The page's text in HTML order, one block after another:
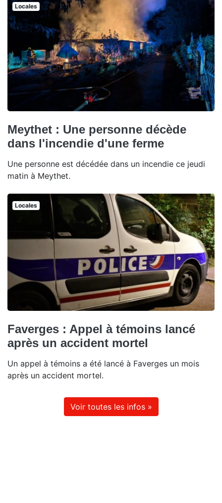
Locales
Meythet : Une personne décède
dans l'incendie d'une ferme
Une personne est décédée dans un incendie ce jeudi
matin à Meythet.
Locales
Faverges : Appel à témoins lancé
après un accident mortel
Un appel à témoins a été lancé à Faverges un mois
après un accident mortel.
Voir toutes les infos »